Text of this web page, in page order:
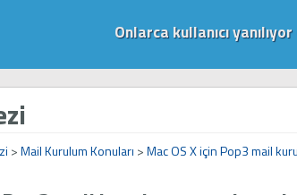
Onlarca kullanıcı
>Mail Kurulum Konuları >Mac OS X için Pop3 mail